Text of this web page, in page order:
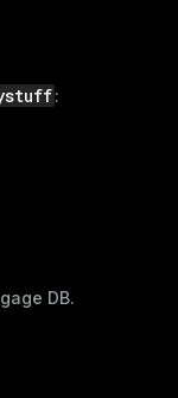
:
DB.